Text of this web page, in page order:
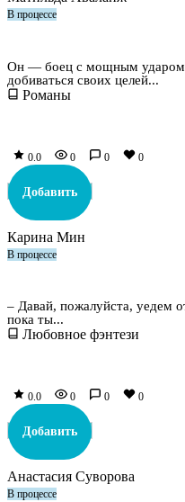
В процессе
Он — боец с мощным ударом
добиваться своих целей...
Романы
0.0 0 0 0
Добавить
Карина Мин
В процессе
– Давай, пожалуйста, уедем
пока ты...
Любовное фэнтези
0.0 0 0 0
Добавить
Анастасия Суворова
В процессе